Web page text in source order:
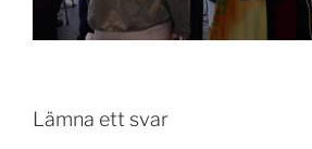
Lämna ett svar